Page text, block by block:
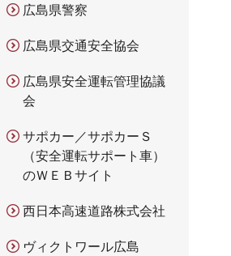
広島県警察
広島県交通安全協会
広島県安全運転管理協議
会
サポカー／サポカーＳ
（安全運転サポート車）
のＷＥＢサイト
西日本高速道路株式会社
ヴィクトワール広島